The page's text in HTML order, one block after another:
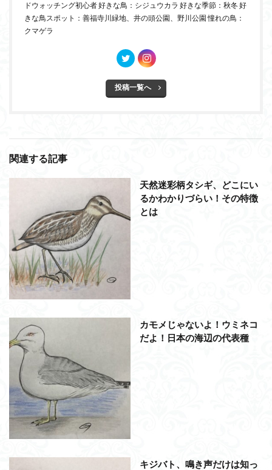
ドウォッチング初心者 好きな鳥：シジュウカラ 好きな季節：秋冬 好
きな鳥スポット：善福寺川緑地、井の頭公園、野川公園 憧れの鳥：
クマゲラ
投稿一覧へ
関連する記事
天然迷彩柄タシギ、どこにい
るかわかりづらい！その特徴
とは
カモメじゃないよ！ウミネコ
だよ！日本の海辺の代表種
キジバト、鳴き声だけは知っ